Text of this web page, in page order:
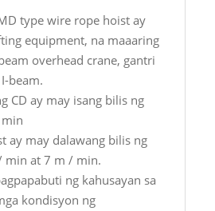
type wire rope hoist ay
equipment, na maaaring
overhead crane, gantri
beam.
CD ay may isang bilis ng
ay may dalawang bilis ng
min at 7 m / min.
ng kahusayan sa
kondisyon ng